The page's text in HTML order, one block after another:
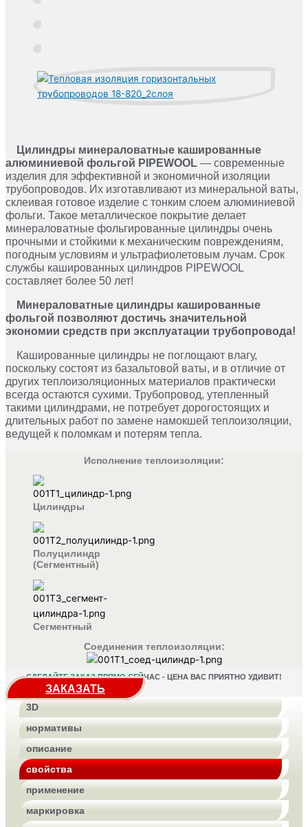
Цилиндры минераловатные кашированные
алюминиевой фольгой PIPEWOOL — современные
изделия для эффективной и экономичной изоляции
трубопроводов. Их изготавливают из минеральной ваты,
склеивая готовое изделие с тонким слоем алюминиевой
фольги. Такое металлическое покрытие делает
минераловатные фольгированные цилиндры очень
прочными и стойкими к механическим повреждениям,
погодным условиям и ультрафиолетовым лучам. Срок
службы кашированных цилиндров PIPEWOOL
составляет более 50 лет!
Минераловатные цилиндры кашированные
фольгой позволяют достичь значительной
экономии средств при эксплуатации трубопровода!
Кашированные цилиндры не поглощают влагу,
поскольку состоят из базальтовой ваты, и в отличие от
других теплоизоляционных материалов практически
всегда остаются сухими. Трубопровод, утепленный
такими цилиндрами, не потребует дорогостоящих и
длительных работ по замене намокшей теплоизоляции,
ведущей к поломкам и потерям тепла.
Исполнение теплоизоляции:
Цилиндры
Полуцилиндр
(Сегментный)
Сегментный
Соединения теплоизоляции:
СДЕЛАЙТЕ ЗАКАЗ ПРЯМО СЕЙЧАС - ЦЕНА ВАС ПРИЯТНО УДИВИТ!
ЗАКАЗАТЬ
3D
нормативы
описание
свойства
применение
маркировка